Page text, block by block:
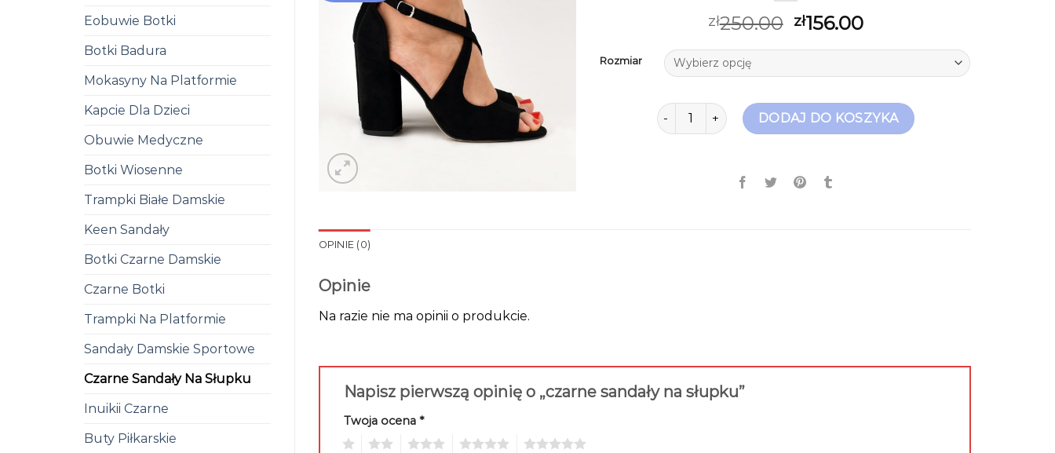
Eobuwie Botki
Botki Badura
Mokasyny Na Platformie
Kapcie Dla Dzieci
Obuwie Medyczne
Botki Wiosenne
Trampki Białe Damskie
Keen Sandały
Botki Czarne Damskie
Czarne Botki
Trampki Na Platformie
Sandały Damskie Sportowe
Czarne Sandały Na Słupku
Inuikii Czarne
Buty Piłkarskie
zł250.00 zł156.00
Rozmiar
ilość czarne sandały na słupkuDODAJ DO KOSZYKA
OPINIE (0)
Opinie
Na razie nie ma opinii o produkcie.
Napisz pierwszą opinię o „czarne sandały na słupku”
Twoja ocena *